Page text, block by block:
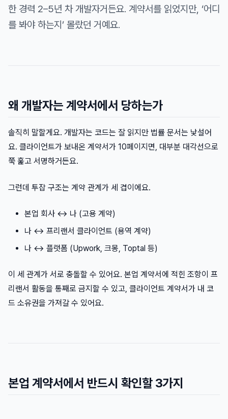
한 경력 2–5년 차 개발자거든요. 계약서를 읽었지만, ‘어디
를 봐야 하는지’ 몰랐던 거예요.
왜 개발자는 계약서에서 당하는가
솔직히 말할게요. 개발자는 코드는 잘 읽지만 법률 문서는 낯설어
요. 클라이언트가 보내온 계약서가 10페이지면, 대부분 대각선으로
쭉 훑고 서명하거든요.
그런데 투잡 구조는 계약 관계가 세 겹이에요.
본업 회사 ↔ 나 (고용 계약)
나 ↔ 프리랜서 클라이언트 (용역 계약)
나 ↔ 플랫폼 (Upwork, 크몽, Toptal 등)
이 세 관계가 서로 충돌할 수 있어요. 본업 계약서에 적힌 조항이 프
리랜서 활동을 통째로 금지할 수 있고, 클라이언트 계약서가 내 코
드 소유권을 가져갈 수 있어요.
본업 계약서에서 반드시 확인할 3가지